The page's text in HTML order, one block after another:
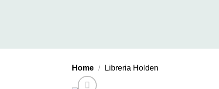
Home / Libreria Holden